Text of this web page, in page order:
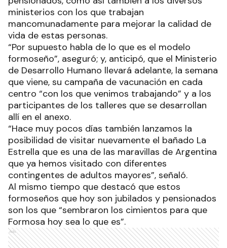
ministerios con los que trabajan
mancomunadamente para mejorar la calidad de
vida de estas personas.
“Por supuesto habla de lo que es el modelo
formoseño”, aseguró; y, anticipó, que el Ministerio
de Desarrollo Humano llevará adelante, la semana
que viene, su campaña de vacunación en cada
centro “con los que venimos trabajando” y a los
participantes de los talleres que se desarrollan
allí en el anexo.
“Hace muy pocos días también lanzamos la
posibilidad de visitar nuevamente el bañado La
Estrella que es una de las maravillas de Argentina
que ya hemos visitado con diferentes
contingentes de adultos mayores”, señaló.
Al mismo tiempo que destacó que estos
formoseños que hoy son jubilados y pensionados
son los que “sembraron los cimientos para que
Formosa hoy sea lo que es”.
Ads